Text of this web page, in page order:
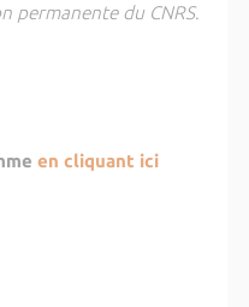
permanente du CNRS.
en cliquant ici